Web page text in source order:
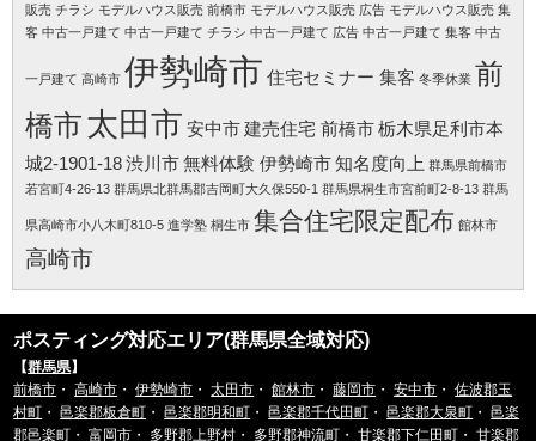
販売 チラシ モデルハウス販売 前橋市 モデルハウス販売 広告 モデルハウス販売 集
客 中古一戸建て 中古一戸建て チラシ 中古一戸建て 広告 中古一戸建て 集客 中古
一戸建て 高崎市 伊勢崎市 住宅セミナー 集客 冬季休業 前
橋市太田市 安中市建売住宅 前橋市栃木県足利市本
城2-1901-18渋川市無料体験 伊勢崎市知名度向上 群馬県前橋市
若宮町4-26-13 群馬県北群馬郡吉岡町大久保550-1 群馬県桐生市宮前町2-8-13 群馬
県高崎市小八木町810-5 進学塾 桐生市 集合住宅限定配布 館林市
高崎市
ポスティング対応エリア(群馬県全域対応)
【群馬県】
前橋市 ・高崎市 ・伊勢崎市 ・太田市 ・館林市 ・藤岡市 ・安中市 ・佐波郡玉
村町 ・邑楽郡板倉町 ・邑楽郡明和町 ・邑楽郡千代田町 ・邑楽郡大泉町 ・邑楽
郡邑楽町 ・富岡市 ・ 多野郡上野村 ・ 多野郡神流町 ・甘楽郡下仁田町 ・甘楽郡